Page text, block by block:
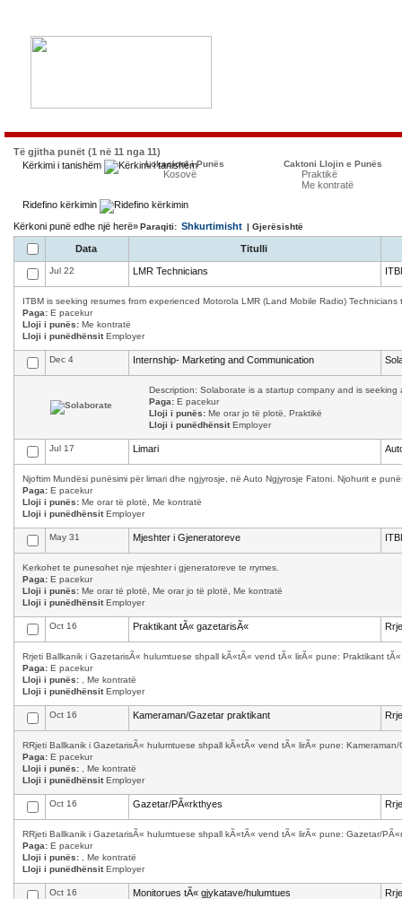
Të gjitha punët (1 në 11 nga 11)
Kërkimi i tanishëm
Lokacioni i Punës
Kosovë
Caktoni Llojin e Punës
Praktikë
Me kontratë
Ridefino kërkimin
Kërkoni punë edhe një herë»Paraqiti: Shkurtimisht | Gjerësishtë
Data Titulli
Jul 22 LMR Technicians
ITBM is seeking resumes from experienced Motorola LMR (Land Mobile Radio)
Paga: E pacekur
Lloji i punës: Me kontratë
Lloji i punëdhënsitEmployer
Dec 4 Internship- Marketing and Communication
Description: Solaborate is a startup company and is
Paga: E pacekur
Lloji i punës: Me orar jo të plotë, Praktikë
Lloji i punëdhënsitEmployer
Jul 17 Limari
Njoftim Mundësi punësimi për limari dhe ngjyrosje, në Auto Ngjyrosje Fatoni. Njohurit e
Paga: E pacekur
Lloji i punës: Me orar të plotë, Me kontratë
Lloji i punëdhënsitEmployer
May 31 Mjeshter i Gjeneratoreve
Kerkohet te punesohet nje mjeshter i gjeneratoreve te rrymes.
Paga: E pacekur
Lloji i punës: Me orar të plotë, Me orar jo të plotë, Me kontratë
Lloji i punëdhënsitEmployer
Oct 16 Praktikant tÃ« gazetarisÃ«
Rrjeti Ballkanik i GazetarisÃ« hulumtuese shpall kÃ«tÃ« vend tÃ« lirÃ« pune: Praktikant
Paga: E pacekur
Lloji i punës: , Me kontratë
Lloji i punëdhënsitEmployer
Oct 16 Kameraman/Gazetar praktikant
RRjeti Ballkanik i GazetarisÃ« hulumtuese shpall kÃ«tÃ« vend tÃ« lirÃ« pune:
Paga: E pacekur
Lloji i punës: , Me kontratë
Lloji i punëdhënsitEmployer
Oct 16 Gazetar/PÃ«rkthyes
RRjeti Ballkanik i GazetarisÃ« hulumtuese shpall kÃ«tÃ« vend tÃ« lirÃ« pune: Gazetar/
Paga: E pacekur
Lloji i punës: , Me kontratë
Lloji i punëdhënsitEmployer
Oct 16 Monitorues tÃ« gjykatave/hulumtues